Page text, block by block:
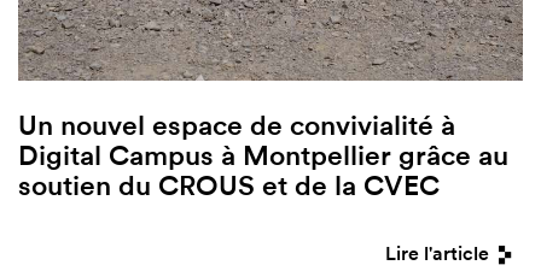
Un nouvel espace de convivialité à
Digital Campus à Montpellier grâce au
soutien du CROUS et de la CVEC
Lire l'article